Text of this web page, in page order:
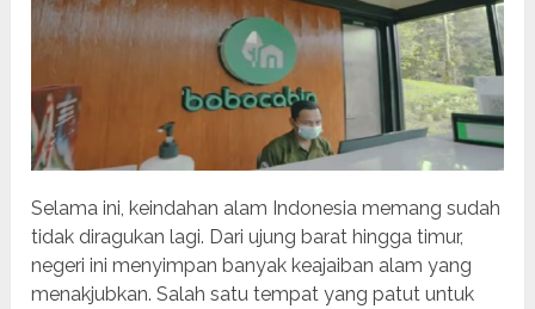
Selama ini, keindahan alam Indonesia memang sudah
tidak diragukan lagi. Dari ujung barat hingga timur,
negeri ini menyimpan banyak keajaiban alam yang
menakjubkan. Salah satu tempat yang patut untuk